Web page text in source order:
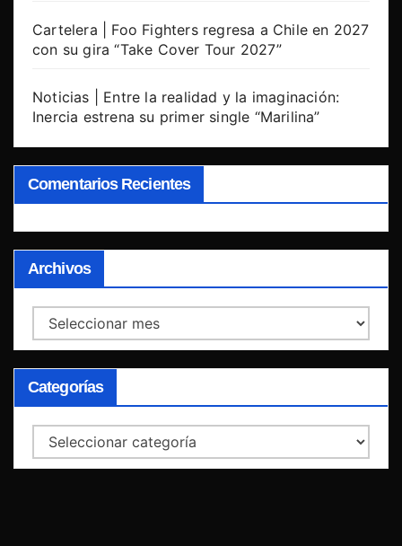
Cartelera | Foo Fighters regresa a Chile en 2027
con su gira “Take Cover Tour 2027”
Noticias | Entre la realidad y la imaginación:
Inercia estrena su primer single “Marilina”
Comentarios Recientes
Archivos
Archivos
Categorías
Categorías